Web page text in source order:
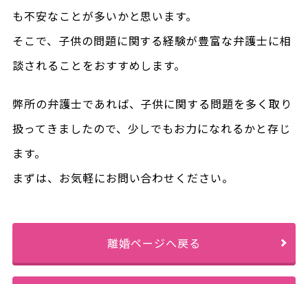
も不安なことが多いかと思います。
そこで、子供の問題に関する経験が豊富な弁護士に相
談されることをおすすめします。
弊所の弁護士であれば、子供に関する問題を多く取り
扱ってきましたので、少しでもお力になれるかと存じ
ます。
まずは、お気軽にお問い合わせください。
離婚ページへ戻る